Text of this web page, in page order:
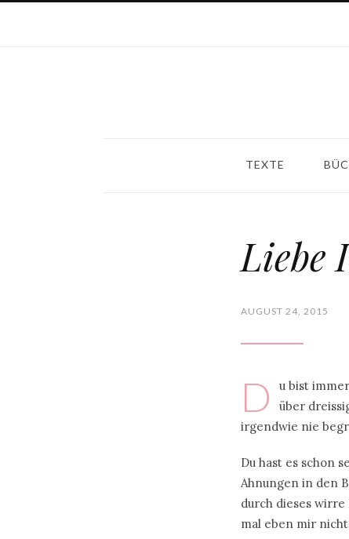
TEXTE
Liebe
AUGUST 24, 2015
D
u bist
über
irgendwie nie
Du hast es schon
Ahnungen in den
durch dieses
mal eben mir